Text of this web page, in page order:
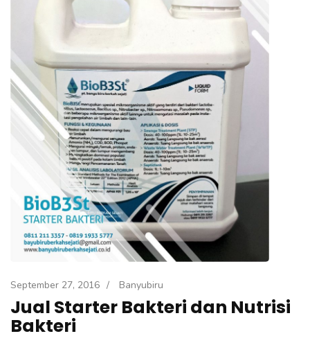
Filter Air
September 27, 2016 / Banyubiru
Jual Starter Bakteri dan Nutrisi
Bakteri